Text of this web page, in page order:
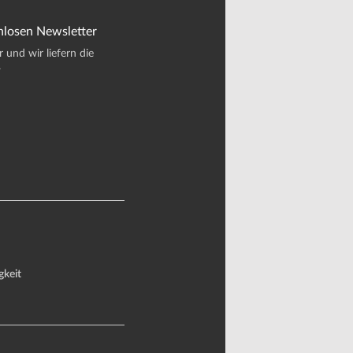
Newsletter
und wir liefern die